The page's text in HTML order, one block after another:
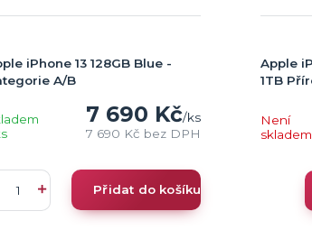
iPhone 13 128GB Blue -
A/B
7 690 Kč/ks
7 690 Kč bez DPH
Přidat do košíku
Apple
1TB
Není
skladem